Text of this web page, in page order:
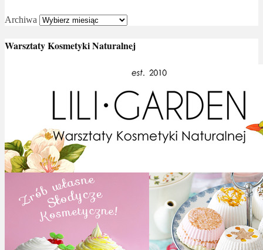
Archiwa
Warsztaty Kosmetyki Naturalnej